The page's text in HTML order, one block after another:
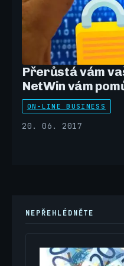
Přerůstá vám
NetWin vám
ON-LINE BUSINESS
20. 06. 2017
NEPŘEHLÉDNĚTE